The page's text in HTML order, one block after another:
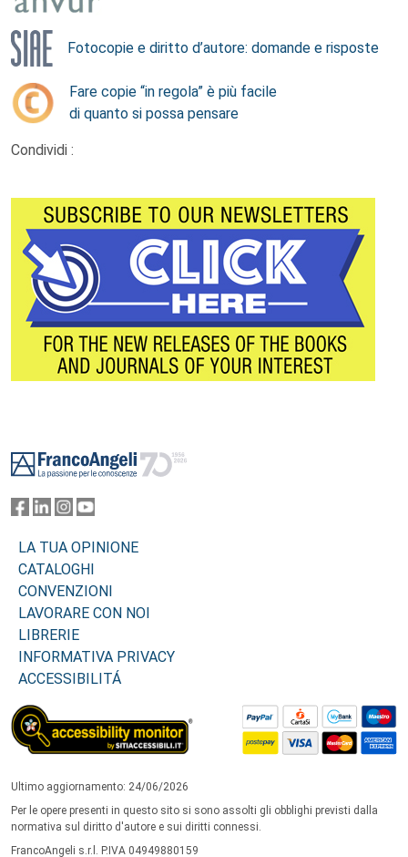
Fotocopie e diritto d’autore: domande e risposte
Fare copie “in regola” è più facile
di quanto si possa pensare
Condividi :
LA TUA OPINIONE
CATALOGHI
CONVENZIONI
LAVORARE CON NOI
LIBRERIE
INFORMATIVA PRIVACY
ACCESSIBILITÁ
Ultimo aggiornamento: 24/06/2026
Per le opere presenti in questo sito si sono assolti gli obblighi previsti dalla
normativa sul diritto d'autore e sui diritti connessi.
FrancoAngeli s.r.l. P.IVA 04949880159